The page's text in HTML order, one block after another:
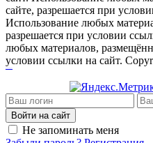
сайте, разрешается при
Использование любых
разрешается при условии
любых материалов,
условии ссылки на сайт.
Войти на сайт
Не запоминать меня